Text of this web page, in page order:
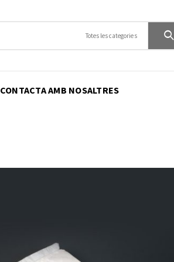
Totes les categories
CONTACTA AMB NOSALTRES